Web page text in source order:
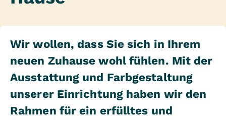
Wir wollen, dass Sie sich in Ihrem
neuen Zuhause wohl fühlen. Mit der
Ausstattung und Farbgestaltung
unserer Einrichtung haben wir den
Rahmen für ein erfülltes und